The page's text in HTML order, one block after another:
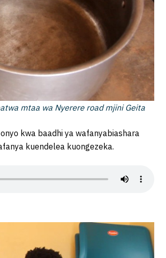
mtaa wa Nyerere road mjini Geita
kwa baadhi ya wafanyabiashara
kuendelea kuongezeka.